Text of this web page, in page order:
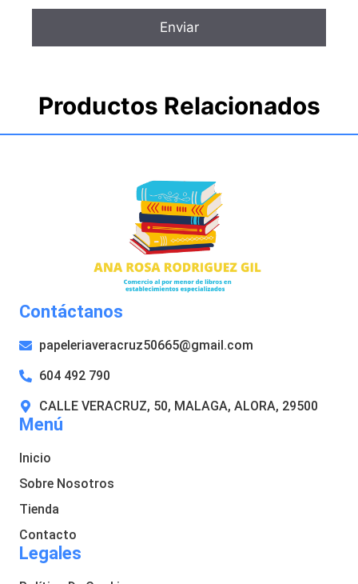
Productos Relacionados
Menú
Inicio
Sobre Nosotros
Tienda
Contacto
Legales
Contáctanos
papeleriaveracruz50665@gmail.com
604 492 790
CALLE VERACRUZ, 50, MALAGA, ALORA, 29500